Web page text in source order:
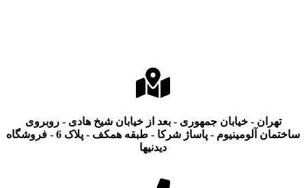
تهران - خیابان جمهوری - بعد از خیابان شیخ هادی - روبروی
ساختمان آلومینیوم - پاساژ شرکا - طبقه همکف - پلاک 6 - فروشگاه
دیدنیها